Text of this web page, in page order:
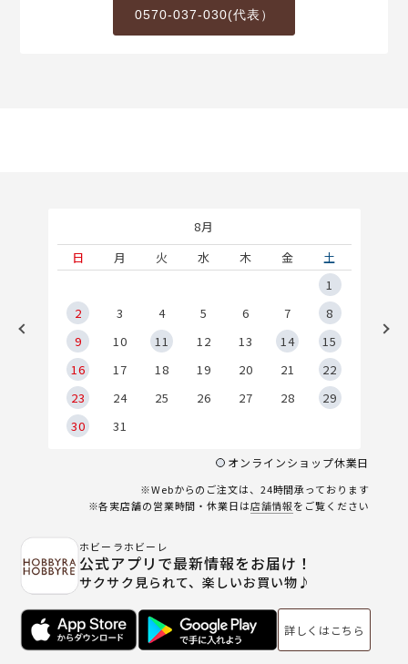
0570-037-030(代表）
8月
日
月 火 水 木 金
土
1
2
3 4 5 6 7
8
9
10 11 12 13 14
15
16
17 18 19 20 21
22
23
24 25 26 27 28
29
30
31
オンラインショップ休業日
※Webからのご注文は、24時間承っております
※各実店舗の営業時間・休業日は店舗情報をご覧ください
ホビーラホビーレ
公式アプリで最新情報をお届け！
サクサク見られて、楽しいお買い物♪
詳しくはこちら